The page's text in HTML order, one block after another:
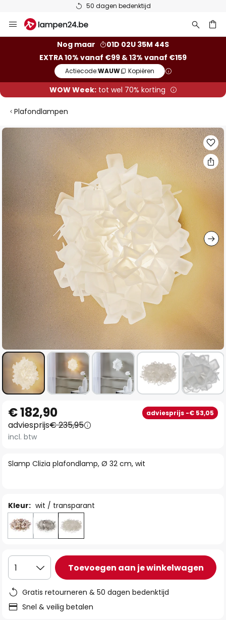
50 dagen bedenktijd
naar
Nog maar
01D 02U 35M 43S
EXTRA 10% vanaf €99 & 13% vanaf €159
Actiecode:WAUW Kopiëren
WOW Week:tot wel 70% korting
Plafondlampen
Ga
naar
einde
van
de
afbeeldingen-
gallerij
naar
het
begin
de
Slamp Clizia plafondlamp, Ø 32 cm, wit
€ 182,90 adviesprijs -€ 53,05
adviesprijs€ 235,95
incl. btw
Kleur: wit / transparant
1 Toevoegen aan je winkelwagen
Gratis retourneren & 50 dagen bedenktijd
Snel & veilig betalen